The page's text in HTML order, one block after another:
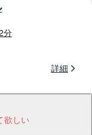
分
詳細
欲しい